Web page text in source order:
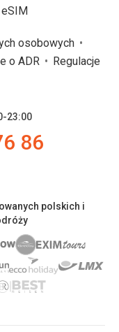
osobowych
o ADR
Regulacje
23:00
86
polskich i